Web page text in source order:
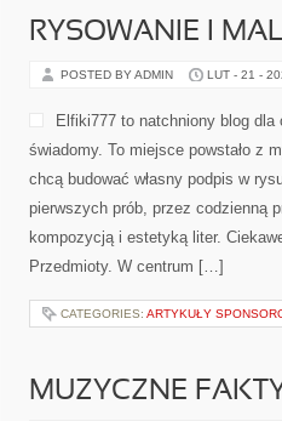
RYSOWANIE I
POSTED BY ADMIN LUT - 21 -
Elfiki777 to natchniony blog
świadomy. To miejsce powstało z
chcą budować własny podpis w
pierwszych prób, przez codzienną
kompozycją i estetyką liter.
Przedmioty. W centrum […]
CATEGORIES: ARTYKUŁY
MUZYCZNE